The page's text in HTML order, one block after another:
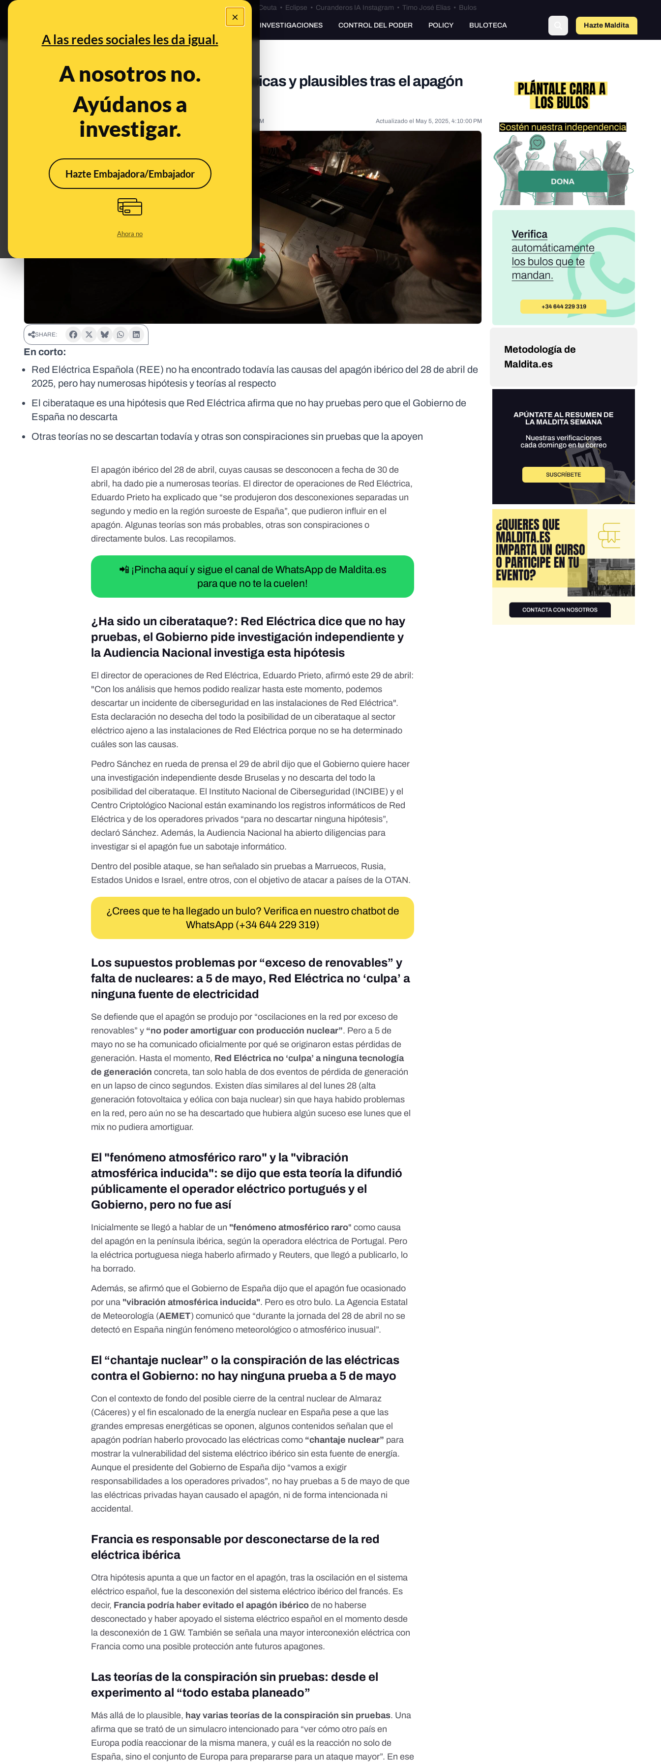
×
A las redes sociales les da igual.
A nosotros no.
Ayúdanos a
investigar.
Hazte Embajadora/Embajador
Ahora no
Especial Ceuta•Bulos Ceuta • Eclipse • Curanderos IA Instagram • Timo José Elías • Bulos
PREBUNKING INVESTIGACIONES CONTROL DEL PODER POLICY BULOTECA Hazte Maldito
Las teorías sin pruebas, conspiranoicas y plausibles tras el apagón
Apr 30, 2025, 4:59:53 PM Actualizado el May 5, 2025, 4:10:00 PM
SHARE:
En corto:
Red Eléctrica Española (REE) no ha encontrado todavía las causas del apagón ibérico del 28 de abril de
2025, pero hay numerosas hipótesis y teorías al respecto
El ciberataque es una hipótesis que Red Eléctrica afirma que no hay pruebas pero que el Gobierno de
España no descarta
Otras teorías no se descartan todavía y otras son conspiraciones sin pruebas que la apoyen
El apagón ibérico del 28 de abril , cuyas causas se desconocen a fecha de 30 de
abril, ha dado pie a numerosas teorías. El director de operaciones de Red Eléctrica,
Eduardo Prieto ha explicado que “se produjeron dos desconexiones separadas un
segundo y medio en la región suroeste de España”, que pudieron influir en el
apagón. Algunas teorías son más probables, otras son conspiraciones o
directamente bulos. Las recopilamos.
📲 ¡Pincha aquí y sigue el canal de WhatsApp de Maldita.es
para que no te la cuelen!
¿Ha sido un ciberataque?: Red Eléctrica dice que no hay
pruebas, el Gobierno pide investigación independiente y
la Audiencia Nacional investiga esta hipótesis
El director de operaciones de Red Eléctrica, Eduardo Prieto, afirmó este 29 de abril:
"Con los análisis que hemos podido realizar hasta este momento, podemos
descartar un incidente de ciberseguridad en las instalaciones de Red Eléctrica".
Esta declaración no desecha del todo la posibilidad de un ciberataque al sector
eléctrico ajeno a las instalaciones de Red Eléctrica porque no se ha determinado
cuáles son las causas.
Pedro Sánchez en rueda de prensa el 29 de abril dijo que el Gobierno quiere hacer
una investigación independiente desde Bruselas y no descarta del todo la
posibilidad del ciberataque. El Instituto Nacional de Ciberseguridad (INCIBE) y el
Centro Criptológico Nacional están examinando los registros informáticos de Red
Eléctrica y de los operadores privados “para no descartar ninguna hipótesis”,
declaró Sánchez. Además, la Audiencia Nacional ha abierto diligencias para
investigar si el apagón fue un sabotaje informático.
Dentro del posible ataque, se han señalado sin pruebas a Marruecos, Rusia,
Estados Unidos e Israel , entre otros, con el objetivo de atacar a países de la OTAN.
¿Crees que te ha llegado un bulo? Verifica en nuestro chatbot de
WhatsApp (+34 644 229 319)
Los supuestos problemas por “exceso de renovables” y
falta de nucleares: a 5 de mayo, Red Eléctrica no ‘culpa’ a
ninguna fuente de electricidad
Se defiende que el apagón se produjo por “oscilaciones en la red por exceso de
renovables” y “no poder amortiguar con producción nuclear”. Pero a 5 de
mayo no se ha comunicado oficialmente por qué se originaron estas pérdidas de
generación. Hasta el momento, Red Eléctrica no ‘culpa’ a ninguna tecnología
de generación concreta, tan solo habla de dos eventos de pérdida de generación
en un lapso de cinco segundos. Existen días similares al del lunes 28 (alta
generación fotovoltaica y eólica con baja nuclear) sin que haya habido problemas
en la red, pero aún no se ha descartado que hubiera algún suceso ese lunes que el
mix no pudiera amortiguar.
El "fenómeno atmosférico raro" y la "vibración
atmosférica inducida": se dijo que esta teoría la difundió
públicamente el operador eléctrico portugués y el
Gobierno, pero no fue así
Inicialmente se llegó a hablar de un "fenómeno atmosférico raro" como causa
del apagón en la península ibérica, según la operadora eléctrica de Portugal. Pero
la eléctrica portuguesa niega haberlo afirmado y Reuters, que llegó a publicarlo, lo
ha borrado.
Además, se afirmó que el Gobierno de España dijo que el apagón fue ocasionado
por una "vibración atmosférica inducida". Pero es otro bulo. La Agencia Estatal
de Meteorología (AEMET) comunicó que “durante la jornada del 28 de abril no se
detectó en España ningún fenómeno meteorológico o atmosférico inusual”.
El “chantaje nuclear” o la conspiración de las eléctricas
contra el Gobierno: no hay ninguna prueba a 5 de mayo
Con el contexto de fondo del posible cierre de la central nuclear de Almaraz
(Cáceres) y el fin escalonado de la energía nuclear en España pese a que las
grandes empresas energéticas se oponen, algunos contenidos señalan que el
apagón podrían haberlo provocado las eléctricas como “chantaje nuclear” para
mostrar la vulnerabilidad del sistema eléctrico ibérico sin esta fuente de energía.
Aunque el presidente del Gobierno de España dijo “vamos a exigir
responsabilidades a los operadores privados”, no hay pruebas a 5 de mayo de que
las eléctricas privadas hayan causado el apagón, ni de forma intencionada ni
accidental.
Francia es responsable por desconectarse de la red
eléctrica ibérica
Otra hipótesis apunta a que un factor en el apagón, tras la oscilación en el sistema
eléctrico español, fue la desconexión del sistema eléctrico ibérico del francés. Es
decir, Francia podría haber evitado el apagón ibérico de no haberse
desconectado y haber apoyado el sistema eléctrico español en el momento desde
ladesconexión de 1 GW. También se señala una mayor interconexión eléctrica con
Francia como una posible protección ante futuros apagones.
Las teorías de la conspiración sin pruebas: desde el
experimento al “todo estaba planeado”
Más allá de lo plausible, hay varias teorías de la conspiración sin pruebas. Una
afirma que se trató de unsimulacro intencionado para “ver cómo otro país en
Europa podía reaccionar de la misma manera, y cuál es la reacción no solo de
España, sino el conjunto de Europa para prepararse para un ataque mayor”. En ese
Metodología de
Maldita.es